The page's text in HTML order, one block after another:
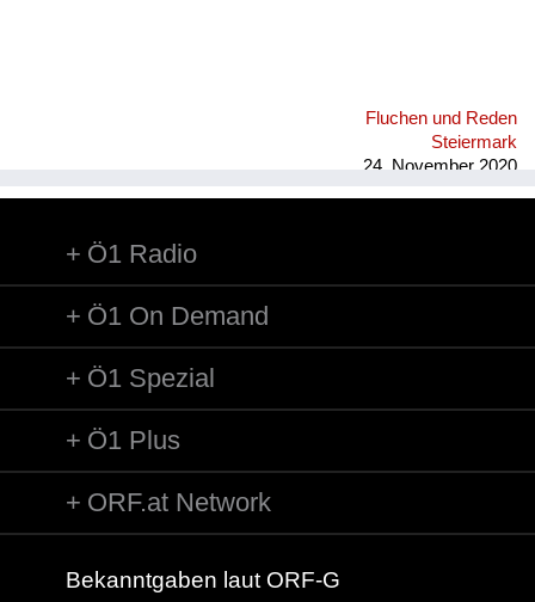
Fluchen und Reden
Steiermark
24. November 2020
Ö1 Radio
Ö1 On Demand
Ö1 Spezial
Ö1 Plus
ORF.at Network
Bekanntgaben laut ORF-G